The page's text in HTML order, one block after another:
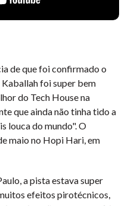
de que foi confirmado o
foi super bem
do Tech House na
que ainda não tinha tido a
louca do mundo". O
maio no Hopi Hari, em
a pista estava super
efeitos pirotécnicos,